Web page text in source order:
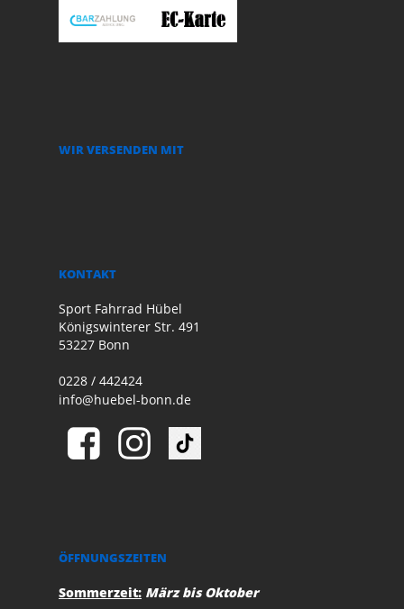
WIR VERSENDEN MIT
KONTAKT
Sport Fahrrad Hübel
Königswinterer Str. 491
53227 Bonn
0228 / 442424
info@huebel-bonn.de
ÖFFNUNGSZEITEN
Sommerzeit: März bis Oktober